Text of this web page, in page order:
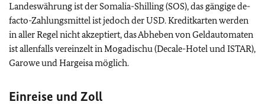
Landeswährung ist der Somalia-Shilling (SOS), das gängige de-
facto-Zahlungsmittel ist jedoch der USD. Kreditkarten werden
in aller Regel nicht akzeptiert, das Abheben von Geldautomaten
ist allenfalls vereinzelt in Mogadischu (Decale-Hotel und ISTAR),
Garowe und Hargeisa möglich.
Einreise und Zoll